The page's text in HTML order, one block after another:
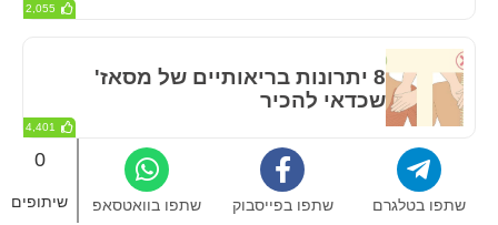
0
שיתופים שתפו בוואטסאפ שתפו בפייסבוק שתפו בטלגרם
חשוב לדעת
באתר בריא לדעת תוכלו לקרוא מגוון כתבות בתחומי בריאות
2,055
8 יתרונות בריאותיים של מסאז'
שכדאי להכיר
4,401